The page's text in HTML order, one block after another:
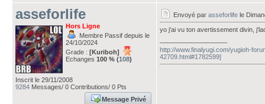
asseforlife
Hors Ligne
Membre Passif depuis le
24/10/2024
Grade : [Kuriboh]
Echanges 100 % (108)
Inscrit le 29/11/2008
9284 Messages/ 0 Contributions/ 0 Pts
Message Privé
Envoyé par asseforlife le
yo j'ai vu ton avertissement divin,
http://www.finalyugi.com/yugioh-
42709.html#1782599]